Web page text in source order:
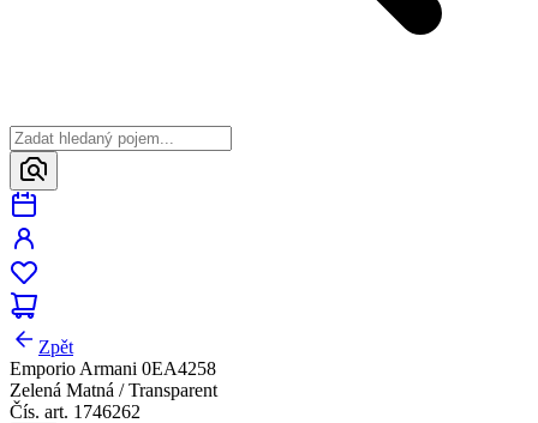
Zpět
Emporio Armani 0EA4258
Zelená Matná / Transparent
Čís. art. 1746262